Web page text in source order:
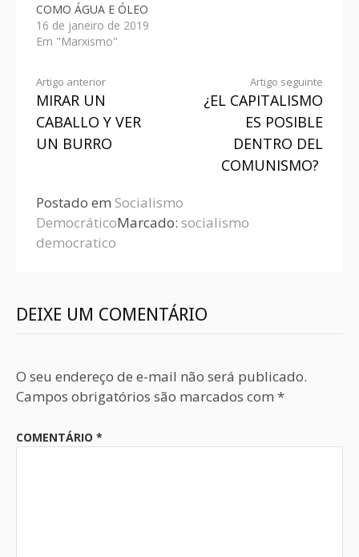
COMO ÁGUA E ÓLEO
16 de janeiro de 2019
Em "Marxismo"
Artigo anterior
MIRAR UN
CABALLO Y VER
UN BURRO
Artigo seguinte
¿EL CAPITALISMO
ES POSIBLE
DENTRO DEL
COMUNISMO?
Postado em Socialismo
DemocráticoMarcado: socialismo
democratico
DEIXE UM COMENTÁRIO
O seu endereço de e-mail não será publicado.
Campos obrigatórios são marcados com *
COMENTÁRIO *